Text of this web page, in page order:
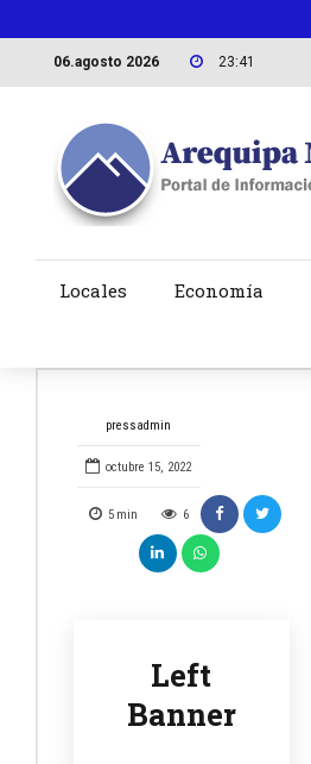
06.agosto 2026 23:41
Locales Economía
pressadmin
octubre 15, 2022
5 min 6
Left
Banner